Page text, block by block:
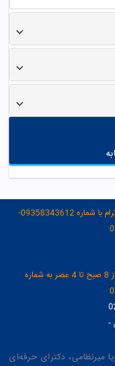
مشاوره رایگان بصورت چت در واتساپ و تلگرام با شماره 09358343612-
تماس تلفنی در روزهای شنبه تا پنج شنبه از 8 صبح تا 4 عصر به شماره
-
میرنظامی، دکترای حرفه‌ای